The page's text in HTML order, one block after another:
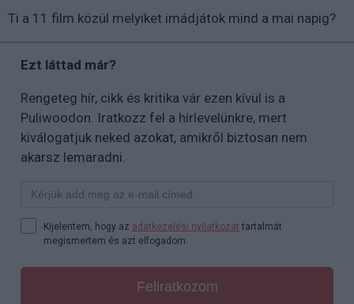
Ti a 11 film közül melyiket imádjátok mind a mai napig?
Ezt láttad már?
Rengeteg hír, cikk és kritika vár ezen kívül is a
Puliwoodon. Iratkozz fel a hírlevelünkre, mert
kiválogatjuk neked azokat, amikről biztosan nem
akarsz lemaradni.
Kijelentem, hogy az adatkezelési nyilatkozat tartalmát
megismertem és azt elfogadom.
Feliratkozom